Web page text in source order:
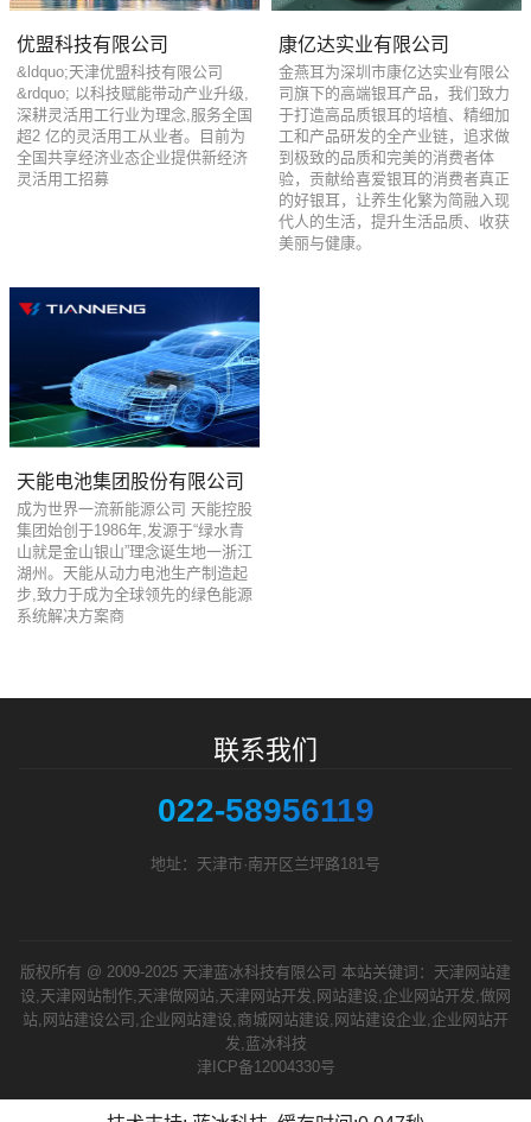
优盟科技有限公司
&ldquo;天津优盟科技有限公司
&rdquo; 以科技赋能带动产业升级,
深耕灵活用工行业为理念,服务全国
超2 亿的灵活用工从业者。目前为
全国共享经济业态企业提供新经济
灵活用工招募
康亿达实业有限公司
金燕耳为深圳市康亿达实业有限公
司旗下的高端银耳产品，我们致力
于打造高品质银耳的培植、精细加
工和产品研发的全产业链，追求做
到极致的品质和完美的消费者体
验，贡献给喜爱银耳的消费者真正
的好银耳，让养生化繁为简融入现
代人的生活，提升生活品质、收获
美丽与健康。
天能电池集团股份有限公司
成为世界一流新能源公司 天能控股
集团始创于1986年,发源于“绿水青
山就是金山银山”理念诞生地一浙江
湖州。天能从动力电池生产制造起
步,致力于成为全球领先的绿色能源
系统解决方案商
联系我们
022-58956119
地址：天津市·南开区兰坪路181号
版权所有 @ 2009-2025 天津蓝冰科技有限公司 本站关键词：天津网站建
设,天津网站制作,天津做网站,天津网站开发,网站建设,企业网站开发,做网
站,网站建设公司,企业网站建设,商城网站建设,网站建设企业,企业网站开
发,蓝冰科技
津ICP备12004330号